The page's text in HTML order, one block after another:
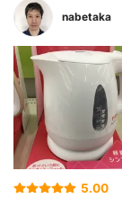
nabetaka
5.00